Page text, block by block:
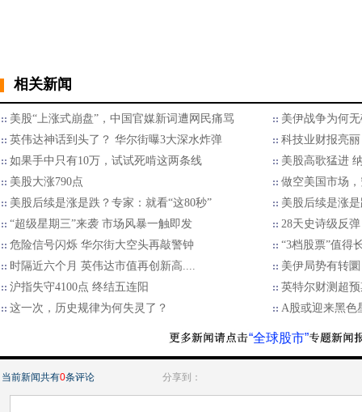
相关新闻
美股“上涨式崩盘”，中国官媒新词遭网民痛骂
美伊战争为何
英伟达神话到头了？ 华尔街曝3大深水炸弹
科技业财报亮
如果手中只有10万，试试死啃这两条线
美股高歌猛进
美股大涨790点
做空美国市场
美股后续是涨是跌？专家：就看“这80秒”
美股后续是涨
“超级星期三”来袭 市场风暴一触即发
28天史诗级反
危险信号闪烁 华尔街大空头再敲警钟
“3档股票”值得
时隔近六个月 英伟达市值再创新高....
美伊局势有转
沪指失守4100点 终结五连阳
英特尔财测超
这一次，历史规律为何失灵了？
A股或迎来黑色
“全球股市”
当前新闻共有0条评论 分享到：